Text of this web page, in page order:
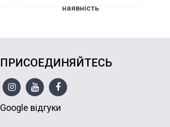
наявність
ПРИСОЕДИНЯЙТЕСЬ
Google відгуки